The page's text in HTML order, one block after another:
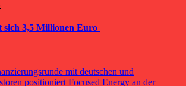
sich 3,5 Millionen Euro